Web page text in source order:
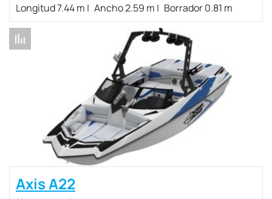
Longitud 7.44 m Ancho 2.59 m Borrador 0.81 m
Axis A22